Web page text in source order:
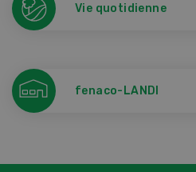
Vie quotidienne
fenaco-LANDI